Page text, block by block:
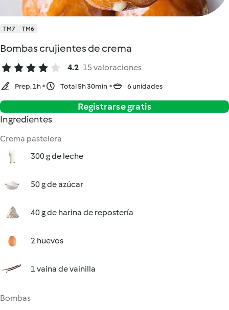
TM7 TM6
Bombas crujientes de crema
4.2 15 valoraciones
Prep. 1h Total 5h 30min 6 unidades
Registrarse gratis
Ingredientes
Crema pastelera
300 g de leche
50 g de azúcar
40 g de harina de repostería
2 huevos
1 vaina de vainilla
Bombas